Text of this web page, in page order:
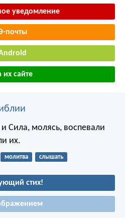
уведомление
почты
их сайте
Сила, молясь, воспевали
их.
молитва слышать
стих!